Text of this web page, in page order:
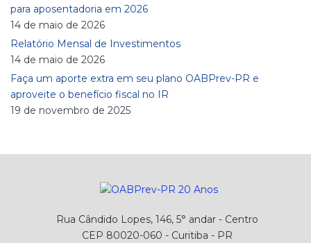
para aposentadoria em 2026
14 de maio de 2026
Relatório Mensal de Investimentos
14 de maio de 2026
Faça um aporte extra em seu plano OABPrev-PR e
aproveite o benefício fiscal no IR
19 de novembro de 2025
Rua Cândido Lopes, 146, 5° andar - Centro
CEP 80020-060 - Curitiba - PR